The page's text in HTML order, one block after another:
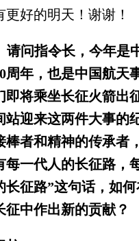
更好的明天！谢谢！
请问指令长，今年是
周年，也是中国航天
即将乘坐长征火箭出
站迎来这两件大事的
棒者和精神的传承者
每一代人的长征路，
长征路”这句话，如
征中作出新的贡献？